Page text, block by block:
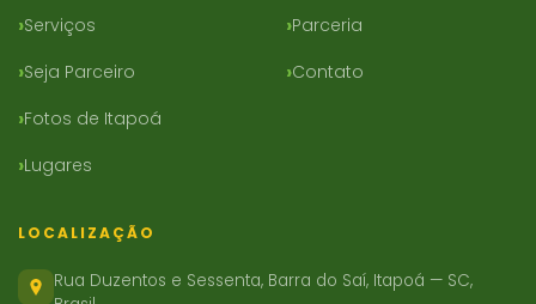
Serviços
Seja Parceiro
Fotos de Itapoá
Lugares
Parceria
Contato
LOCALIZAÇÃO
Rua Duzentos e Sessenta, Barra do Saí, Itapoá — SC,